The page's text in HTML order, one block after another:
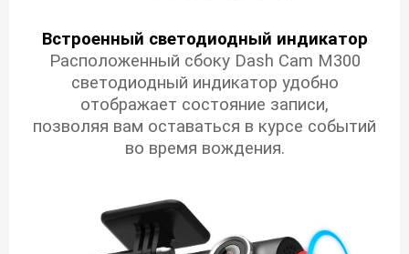
Встроенный светодиодный индикатор
Расположенный сбоку Dash Cam M300
светодиодный индикатор удобно
отображает состояние записи,
позволяя вам оставаться в курсе событий
во время вождения.